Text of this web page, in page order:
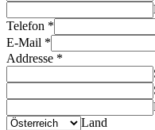
Telefon *
E-Mail *
Addresse *
Land